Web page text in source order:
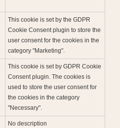
This cookie is set by the GDPR
Cookie Consent plugin to store the
user consent for the cookies in the
category "Marketing".
This cookie is set by GDPR Cookie
Consent plugin. The cookies is
used to store the user consent for
the cookies in the category
"Necessary".
No description